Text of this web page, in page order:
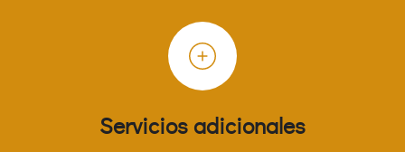
Servicios adicionales